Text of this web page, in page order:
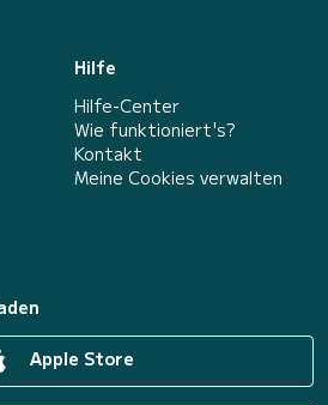
Hilfe
Hilfe-Center
Wie funktioniert's?
Kontakt
Meine Cookies verwalten
Apple Store